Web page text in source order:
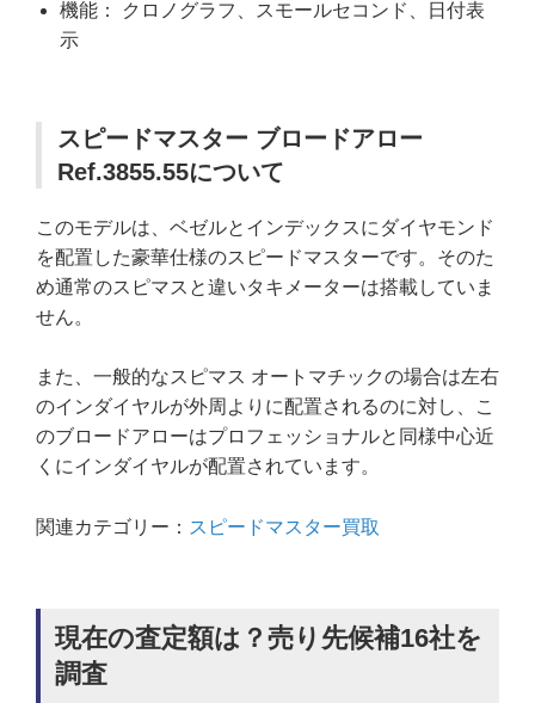
機能： クロノグラフ、スモールセコンド、日付表
示
スピードマスター ブロードアロー
Ref.3855.55について
このモデルは、ベゼルとインデックスにダイヤモンド
を配置した豪華仕様のスピードマスターです。そのた
め通常のスピマスと違いタキメーターは搭載していま
せん。
また、一般的なスピマス オートマチックの場合は左右
のインダイヤルが外周よりに配置されるのに対し、こ
のブロードアローはプロフェッショナルと同様中心近
くにインダイヤルが配置されています。
関連カテゴリー： スピードマスター買取
現在の査定額は？売り先候補16社を
調査